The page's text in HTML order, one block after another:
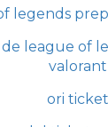
legends
de league of
valorant
ori ticket